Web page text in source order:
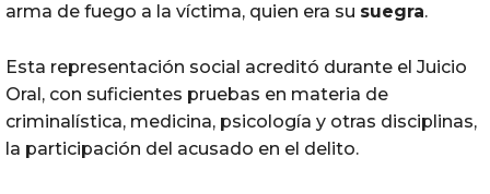
arma de fuego a la víctima, quien era su suegra.
Esta representación social acreditó durante el Juicio
Oral, con suficientes pruebas en materia de
criminalística, medicina, psicología y otras disciplinas,
la participación del acusado en el delito.